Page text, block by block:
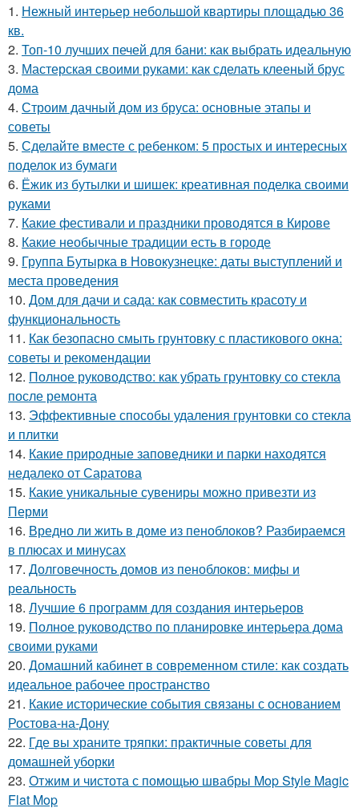
1. Нежный интерьер небольшой квартиры площадью 36
кв.
2. Топ-10 лучших печей для бани: как выбрать идеальную
3. Мастерская своими руками: как сделать клееный брус
дома
4. Строим дачный дом из бруса: основные этапы и
советы
5. Сделайте вместе с ребенком: 5 простых и интересных
поделок из бумаги
6. Ёжик из бутылки и шишек: креативная поделка своими
руками
7. Какие фестивали и праздники проводятся в Кирове
8. Какие необычные традиции есть в городе
9. Группа Бутырка в Новокузнецке: даты выступлений и
места проведения
10. Дом для дачи и сада: как совместить красоту и
функциональность
11. Как безопасно смыть грунтовку с пластикового окна:
советы и рекомендации
12. Полное руководство: как убрать грунтовку со стекла
после ремонта
13. Эффективные способы удаления грунтовки со стекла
и плитки
14. Какие природные заповедники и парки находятся
недалеко от Саратова
15. Какие уникальные сувениры можно привезти из
Перми
16. Вредно ли жить в доме из пеноблоков? Разбираемся
в плюсах и минусах
17. Долговечность домов из пеноблоков: мифы и
реальность
18. Лучшие 6 программ для создания интерьеров
19. Полное руководство по планировке интерьера дома
своими руками
20. Домашний кабинет в современном стиле: как создать
идеальное рабочее пространство
21. Какие исторические события связаны с основанием
Ростова-на-Дону
22. Где вы храните тряпки: практичные советы для
домашней уборки
23. Отжим и чистота с помощью швабры Mop Style Magic
Flat Mop